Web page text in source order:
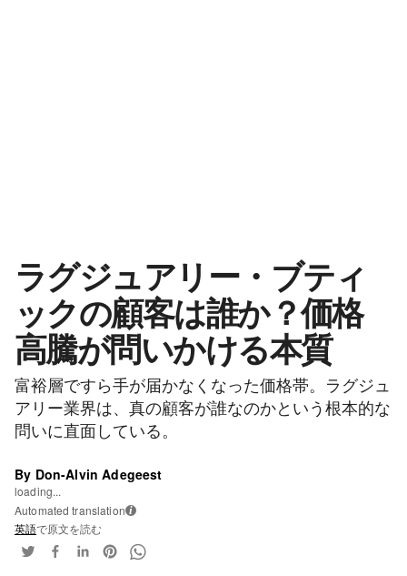
ラグジュアリー・ブティ
ックの顧客は誰か？価格
高騰が問いかける本質
富裕層ですら手が届かなくなった価格帯。ラグジュ
アリー業界は、真の顧客が誰なのかという根本的な
問いに直面している。
By Don-Alvin Adegeest
loading...
Automated translation i
英語で原文を読む